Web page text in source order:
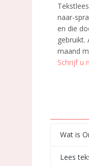
naar-
en die
gebruikt.
maand
Schrijf u
Wat is
Lees